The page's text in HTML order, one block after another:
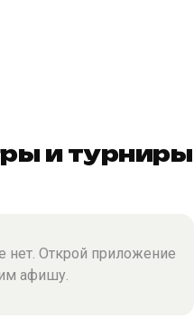
и турниры
Открой приложение
афишу.